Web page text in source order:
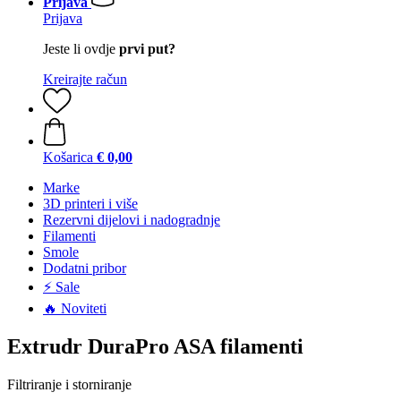
Prijava
Jeste li ovdje prvi put?
Kreirajte račun
Košarica € 0,00
Marke
3D printeri i više
Rezervni dijelovi i nadogradnje
Filamenti
Smole
Dodatni pribor
⚡ Sale
🔥 Noviteti
Extrudr DuraPro ASA filamenti
Filtriranje i storniranje